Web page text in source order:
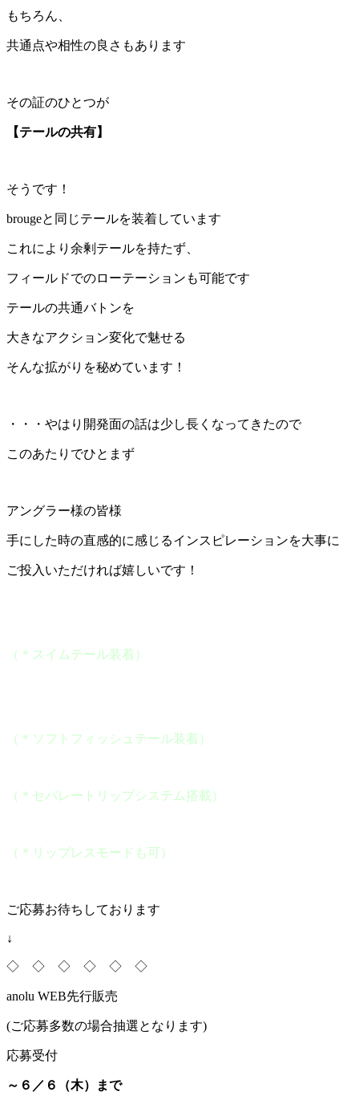
もちろん、
共通点や相性の良さもあります
その証のひとつが
【テールの共有】
そうです！
brougeと同じテールを装着しています
これにより余剰テールを持たず、
フィールドでのローテーションも可能です
テールの共通バトンを
大きなアクション変化で魅せる
そんな拡がりを秘めています！
・・・やはり開発面の話は少し長くなってきたので
このあたりでひとまず
アングラー様の皆様
手にした時の直感的に感じるインスピレーションを大事に
ご投入いただければ嬉しいです！
（＊スイムテール装着）
（＊ソフトフィッシュテール装着）
（＊セパレートリップシステム搭載）
（＊リップレスモードも可）
ご応募お待ちしております
↓
◇ ◇ ◇ ◇ ◇ ◇
anolu WEB先行販売
(ご応募多数の場合抽選となります)
応募受付
～６／６（木）まで